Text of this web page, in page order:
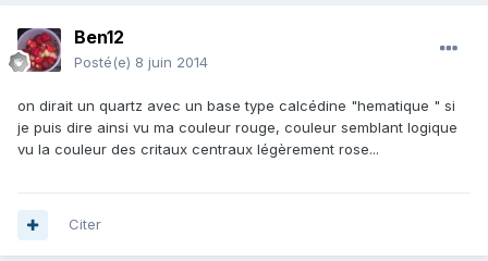
Ben12
Posté(e) 8 juin 2014
on dirait un quartz avec un base type calcédine "hematique " si
je puis dire ainsi vu ma couleur rouge, couleur semblant logique
vu la couleur des critaux centraux légèrement rose...
Citer